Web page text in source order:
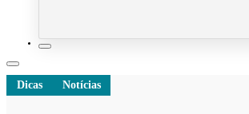
Dicas Notícias